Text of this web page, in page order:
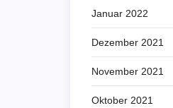
Januar 2022
Dezember 2021
November 2021
Oktober 2021